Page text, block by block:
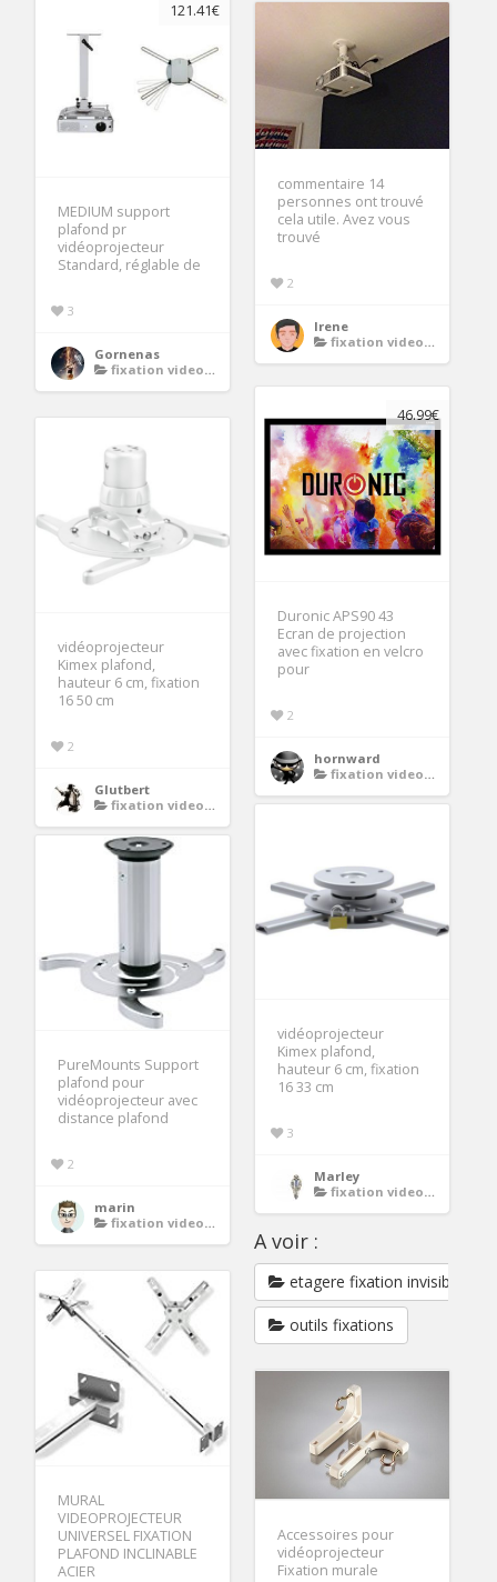
121.41€
MEDIUM support
plafond pr
vidéoprojecteur
Standard, réglable de
3
Gornenas
fixation videoprojecteur
commentaire 14
personnes ont trouvé
cela utile. Avez vous
trouvé
2
Irene
fixation videoprojecteur
46.99€
Duronic APS90 43
Ecran de projection
avec fixation en velcro
pour
2
hornward
fixation videoprojecteur
vidéoprojecteur
Kimex plafond,
hauteur 6 cm, fixation
16 50 cm
2
Glutbert
fixation videoprojecteur
vidéoprojecteur
Kimex plafond,
hauteur 6 cm, fixation
16 33 cm
3
Marley
fixation videoprojecteur
PureMounts Support
plafond pour
vidéoprojecteur avec
distance plafond
2
marin
fixation videoprojecteur
A voir :
etagere fixation invisible
outils fixations
MURAL
VIDEOPROJECTEUR
UNIVERSEL FIXATION
PLAFOND INCLINABLE
ACIER
Accessoires pour
vidéoprojecteur
Fixation murale